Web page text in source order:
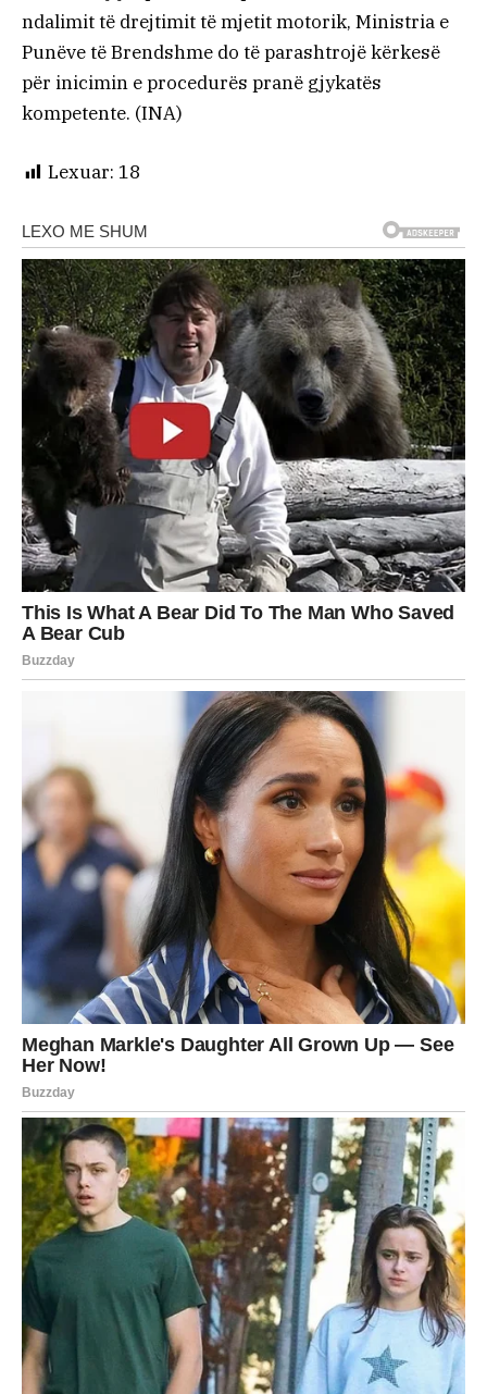
ndalimit të drejtimit të mjetit motorik, Ministria e
Punëve të Brendshme do të parashtrojë kërkesë
për inicimin e procedurës pranë gjykatës
kompetente. (INA)
Lexuar: 18